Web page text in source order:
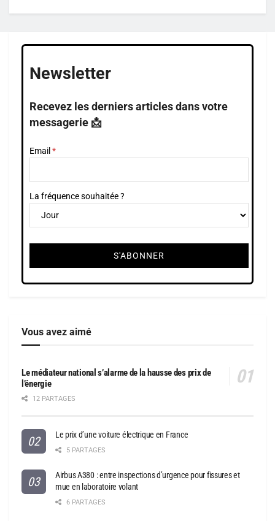
Newsletter
Recevez les derniers articles dans votre
messagerie 📩
Email
La fréquence souhaitée ?
Vous avez aimé
Le médiateur national s’alarme de la hausse des prix de
l’énergie
12 PARTAGES
Le prix d’une voiture électrique en France
5 PARTAGES
Airbus A380 : entre inspections d’urgence pour fissures et
mue en laboratoire volant
6 PARTAGES